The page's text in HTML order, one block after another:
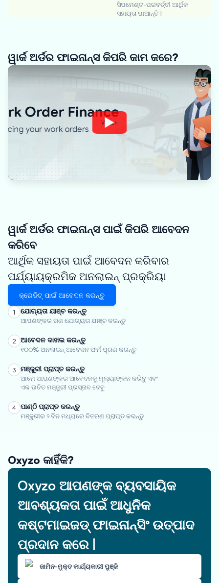
ସିପମେଣ୍ଟ-ପରବର୍ତ୍ତୀ ଆର୍ଥିକ
ସହାୟତା ପାଆନ୍ତି |
ୱାର୍କ ଅର୍ଡର ଫାଇନାନ୍ସ କିପରି କାମ କରେ?
Watch
ୱାର୍କ ଅର୍ଡର ଫାଇନାନ୍ସ ପାଇଁ କିପରି ଆବେଦନ
କରିବେ
ଆର୍ଥିକ ସହାୟତା ପାଇଁ ଆବେଦନ କରିବାର
ପର୍ଯ୍ୟାୟକ୍ରମିକ ଅନଲାଇନ୍ ପ୍ରକ୍ରିୟା
କ୍ରେଡିଟ୍ ପାଇଁ ଆବେଦନ କରନ୍ତୁ
1 ଯୋଗ୍ୟତା ଯାଞ୍ଚ କରନ୍ତୁ
ଆପଣଙ୍କର ଋଣ ଯୋଗ୍ୟତା ଯାଞ୍ଚ କରନ୍ତୁ
2 ଆବେଦନ ଦାଖଲ କରନ୍ତୁ
୧୦୦% ଅନଲାଇନ୍ ଆବେଦନ ଫର୍ମ ପୂରଣ କରନ୍ତୁ
3 ମଞ୍ଜୁରୀ ପ୍ରାପ୍ତ କରନ୍ତୁ
ଆମେ ଆପଣଙ୍କର ଆବେଦନକୁ ମୂଲ୍ୟାଙ୍କନ କରିବୁ ଏବଂ
ଏକ ଉଚିତ ମଞ୍ଜୁରୀ ପ୍ରସ୍ତାବ ଦେବୁ
4 ପାଣ୍ଠି ପ୍ରାପ୍ତ କରନ୍ତୁ
ମଞ୍ଜୁରୀର ୨ ଦିନ ମଧ୍ୟରେ ବିତରଣ ପ୍ରାପ୍ତ କରନ୍ତୁ
Oxyzo କାହିଁକି?
Oxyzo ଆପଣଙ୍କ ବ୍ୟବସାୟିକ
ଆବଶ୍ୟକତା ପାଇଁ ଆଧୁନିକ
କଷ୍ଟମାଇଜଡ୍ ଫାଇନାନ୍ସିଂ ଉତ୍ପାଦ
ପ୍ରଦାନ କରେ |
ଜାମିନ-ମୁକ୍ତ କାର୍ଯ୍ୟକାରୀ ପୁଞ୍ଜି